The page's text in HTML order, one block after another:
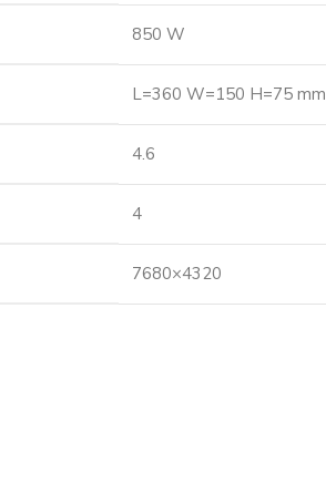
850 W
L=360 W=150 H=75 mm
4.6
4
7680×4320